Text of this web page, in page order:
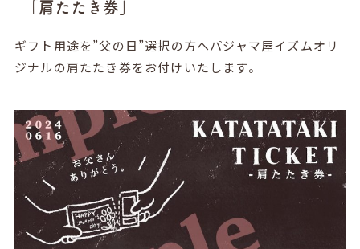
「肩たたき券」
ギフト用途を”父の日”選択の方へパジャマ屋イズムオリ
ジナルの肩たたき券をお付けいたします。